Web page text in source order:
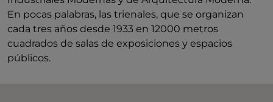
En pocas palabras, las trienales, que se organizan
cada tres años desde 1933 en 12000 metros
cuadrados de salas de exposiciones y espacios
públicos.